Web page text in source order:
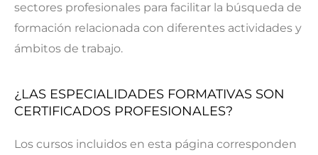
sectores profesionales para facilitar la búsqueda de
formación relacionada con diferentes actividades y
ámbitos de trabajo.
¿LAS ESPECIALIDADES FORMATIVAS SON
CERTIFICADOS PROFESIONALES?
Los cursos incluidos en esta página corresponden